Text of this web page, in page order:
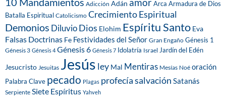
10 Mandamientos Adicción Adán amorArca Armadura de Dios
Batalla Espiritual Catolicismo Crecimiento Espiritual
Demonios DiluvioDios Elohim Espíritu Santo Eva
Falsas Doctrinas Fe Festividades del Señor Gran Engaño Génesis 1
Génesis 3 Génesis 4 Génesis 6 Génesis 7 Idolatría Israel Jardín del Edén
Jesucristo Jesuitas Jesús ley Mal Mentiras Mesías Noé oración
Palabra Clave pecado Plagas profecíasalvación Satanás
Serpiente Siete Espíritus Yahveh